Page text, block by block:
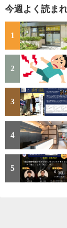
今週よく読ま
1
2
3
4
5